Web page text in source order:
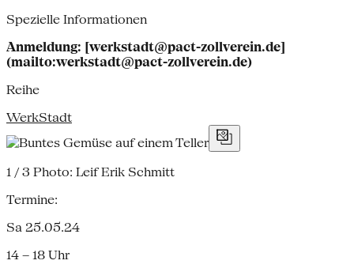
Spezielle Informationen
Anmeldung: [werkstadt@pact-zollverein.de]
(mailto:werkstadt@pact-zollverein.de)
Reihe
WerkStadt
1 / 3 Photo: Leif Erik Schmitt
Termine:
Sa 25.05.24
14 – 18 Uhr